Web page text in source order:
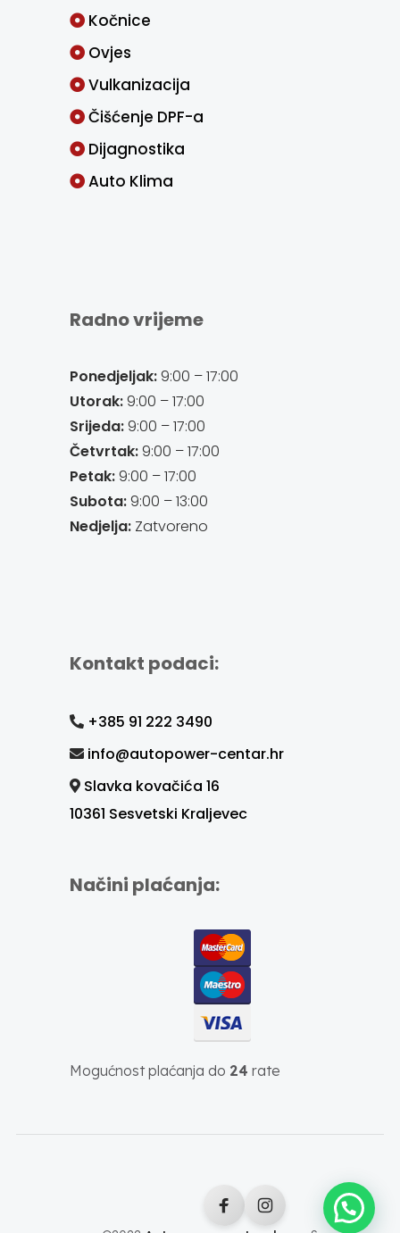
Kočnice
Ovjes
Vulkanizacija
Čišćenje DPF-a
Dijagnostika
Auto Klima
Radno vrijeme
Ponedjeljak:9:00 – 17:00
Utorak:9:00 – 17:00
Srijeda:9:00 – 17:00
Četvrtak:9:00 – 17:00
Petak:9:00 – 17:00
Subota:9:00 – 13:00
Nedjelja:Zatvoreno
Kontakt podaci:
+385 91 222 3490
info@autopower-centar.hr
Slavka kovačića 16
10361 Sesvetski Kraljevec
Načini plaćanja:
Mogućnost plaćanja do 24 rate